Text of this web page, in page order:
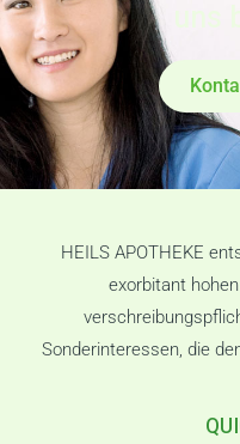
HEILS APOTHEKE
exorbitant
Sonderinteressen, die